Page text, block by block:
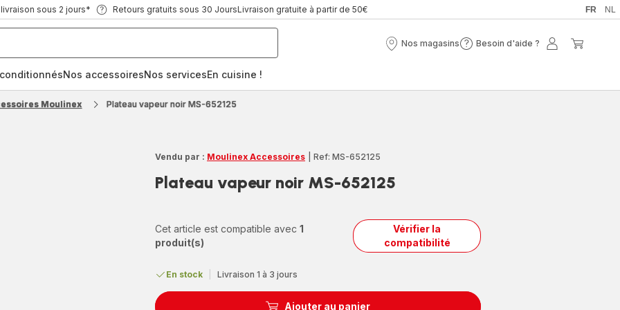
sous 2 jours* Retours gratuits sous 30 JoursLivraison gratuite à partir de 50€ FR NL
Nos magasins
Nos
Besoin d'aide ?
Besoin
Mon
Nos accessoiresNos servicesEn cuisine !
Moulinex Plateau vapeur noir MS-652125
Vendu par : Moulinex Accessoires Ref: MS-652125
Plateau vapeur noir MS-652125
Cet article est compatible avec 1
produit(s)
Vérifier la
compatibilité
En stock Livraison 1 à 3 jours
Ajouter au panier